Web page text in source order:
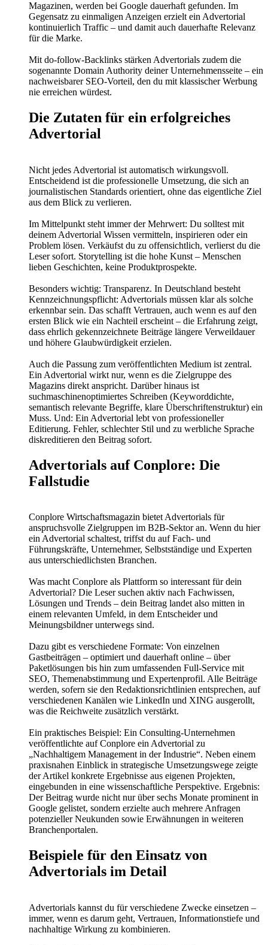
Magazinen, werden bei Google dauerhaft gefunden. Im
Gegensatz zu einmaligen Anzeigen erzielt ein Advertorial
kontinuierlich Traffic – und damit auch dauerhafte Relevanz
für die Marke.
Mit do-follow-Backlinks stärken Advertorials zudem die
sogenannte Domain Authority deiner Unternehmensseite – ein
nachweisbarer SEO-Vorteil, den du mit klassischer Werbung
nie erreichen würdest.
Die Zutaten für ein erfolgreiches
Advertorial
Nicht jedes Advertorial ist automatisch wirkungsvoll.
Entscheidend ist die professionelle Umsetzung, die sich an
journalistischen Standards orientiert, ohne das eigentliche Ziel
aus dem Blick zu verlieren.
Im Mittelpunkt steht immer der Mehrwert: Du solltest mit
deinem Advertorial Wissen vermitteln, inspirieren oder ein
Problem lösen. Verkäufst du zu offensichtlich, verlierst du die
Leser sofort. Storytelling ist die hohe Kunst – Menschen
lieben Geschichten, keine Produktprospekte.
Besonders wichtig: Transparenz. In Deutschland besteht
Kennzeichnungspflicht: Advertorials müssen klar als solche
erkennbar sein. Das schafft Vertrauen, auch wenn es auf den
ersten Blick wie ein Nachteil erscheint – die Erfahrung zeigt,
dass ehrlich gekennzeichnete Beiträge längere Verweildauer
und höhere Glaubwürdigkeit erzielen.
Auch die Passung zum veröffentlichten Medium ist zentral.
Ein Advertorial wirkt nur, wenn es die Zielgruppe des
Magazins direkt anspricht. Darüber hinaus ist
suchmaschinenoptimiertes Schreiben (Keyworddichte,
semantisch relevante Begriffe, klare Überschriftenstruktur) ein
Muss. Und: Ein Advertorial lebt von professioneller
Editierung. Fehler, schlechter Stil und zu werbliche Sprache
diskreditieren den Beitrag sofort.
Advertorials auf Conplore: Die
Fallstudie
Conplore Wirtschaftsmagazin bietet Advertorials für
anspruchsvolle Zielgruppen im B2B-Sektor an. Wenn du hier
ein Advertorial schaltest, triffst du auf Fach- und
Führungskräfte, Unternehmer, Selbstständige und Experten
aus unterschiedlichsten Branchen.
Was macht Conplore als Plattform so interessant für dein
Advertorial? Die Leser suchen aktiv nach Fachwissen,
Lösungen und Trends – dein Beitrag landet also mitten in
einem relevanten Umfeld, in dem Entscheider und
Meinungsbildner unterwegs sind.
Dazu gibt es verschiedene Formate: Von einzelnen
Gastbeiträgen – optimiert und dauerhaft online – über
Paketlösungen bis hin zum umfassenden Full-Service mit
SEO, Themenabstimmung und Expertenprofil. Alle Beiträge
werden, sofern sie den Redaktionsrichtlinien entsprechen, auf
verschiedenen Kanälen wie LinkedIn und XING ausgerollt,
was die Reichweite zusätzlich verstärkt.
Ein praktisches Beispiel: Ein Consulting-Unternehmen
veröffentlichte auf Conplore ein Advertorial zu
„Nachhaltigem Management in der Industrie“. Neben einem
praxisnahen Einblick in strategische Umsetzungswege zeigte
der Artikel konkrete Ergebnisse aus eigenen Projekten,
eingebunden in eine wissenschaftliche Perspektive. Ergebnis:
Der Beitrag wurde nicht nur über sechs Monate prominent in
Google gelistet, sondern erzielte auch mehrere Anfragen
potenzieller Neukunden sowie Erwähnungen in weiteren
Branchenportalen.
Beispiele für den Einsatz von
Advertorials im Detail
Advertorials kannst du für verschiedene Zwecke einsetzen –
immer, wenn es darum geht, Vertrauen, Informationstiefe und
nachhaltige Wirkung zu kombinieren.